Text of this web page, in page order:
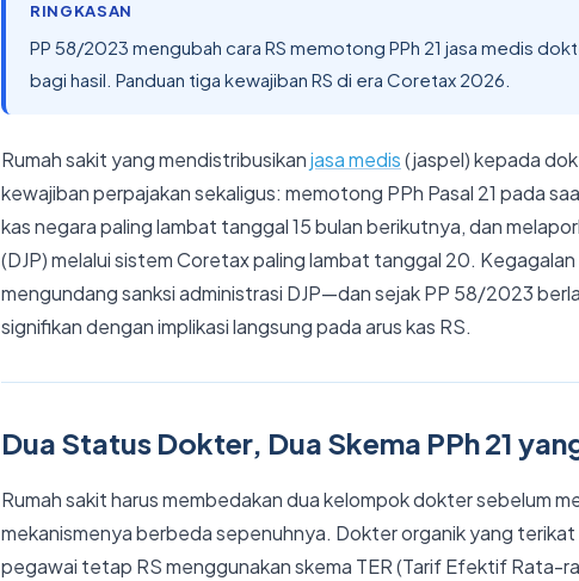
RINGKASAN
PP 58/2023 mengubah cara RS memotong PPh 21 jasa medis
bagi hasil. Panduan tiga kewajiban RS di era Coretax 2026.
Rumah sakit yang mendistribusikanjasa medis(jaspel) kepada
kewajiban perpajakan sekaligus: memotong PPh Pasal 21 pada
kas negara paling lambat tanggal 15 bulan berikutnya, dan
(DJP) melalui sistem Coretax paling lambat tanggal 20.
mengundang sanksi administrasi DJP—dan sejak PP 58/2023
signifikan dengan implikasi langsung pada arus kas RS.
Dua Status Dokter, Dua Skema PPh 21
Rumah sakit harus membedakan dua kelompok dokter sebelum
mekanismenya berbeda sepenuhnya. Dokter organik yang
pegawai tetap RS menggunakan skema TER (Tarif Efektif Rata-